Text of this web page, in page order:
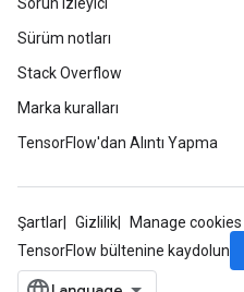
Sürüm notları
Stack Overflow
Marka kuralları
TensorFlow'dan Alıntı Yapma
Şartlar Gizlilik
Manage cookies
TensorFlow bültenine kaydolun